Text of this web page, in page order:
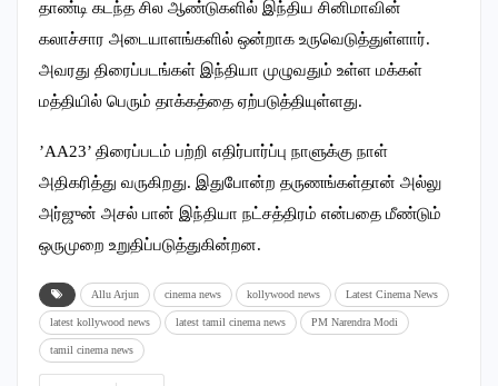
தாண்டி கடந்த சில ஆண்டுகளில் இந்திய சினிமாவின்
கலாச்சார அடையாளங்களில் ஒன்றாக உருவெடுத்துள்ளார்.
அவரது திரைப்படங்கள் இந்தியா முழுவதும் உள்ள மக்கள்
மத்தியில் பெரும் தாக்கத்தை ஏற்படுத்தியுள்ளது.
’AA23’ திரைப்படம் பற்றி எதிர்பார்ப்பு நாளுக்கு நாள்
அதிகரித்து வருகிறது. இதுபோன்ற தருணங்கள்தான் அல்லு
அர்ஜுன் அசல் பான் இந்தியா நட்சத்திரம் என்பதை மீண்டும்
ஒருமுறை உறுதிப்படுத்துகின்றன.
Allu Arjun cinema news kollywood news Latest Cinema News
latest kollywood news latest tamil cinema news PM Narendra Modi
tamil cinema news